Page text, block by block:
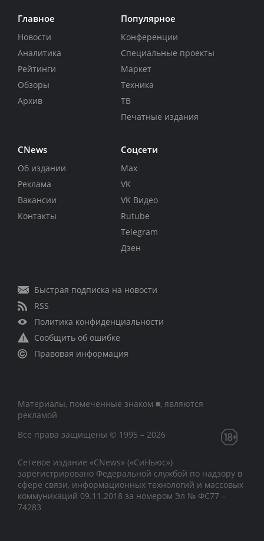
Главное
Новости
Аналитика
Рейтинги
Обзоры
Архив
Популярное
Конференции
Специальные проекты
Маркет
Техника
ТВ
Печатные издания
CNews
Об издании
Реклама
Вакансии
Контакты
Соцсети
Max
VK
VK Видео
Rutube
Telegram
Дзен
Быстрая подписка на новости
RSS
Политика конфиденциальности
Сообщить об ошибке
Правовая информация
Материалы, помеченные знаком ■, являются
рекламой
Все права защищены © 1995 – 2026
Сетевое издание «CNews» («СиНьюс»)
зарегистрировано Федеральной службой по надзору в
сфере связи, информационных технологий и массовых
коммуникаций 09.11.2018 за номером Эл № ФС77 –
74283